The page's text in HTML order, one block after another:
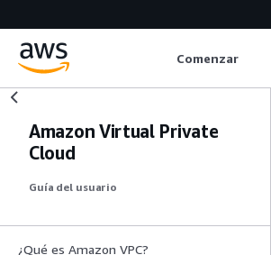
Comenzar
Amazon Virtual Private
Cloud
Guía del usuario
¿Qué es Amazon VPC?